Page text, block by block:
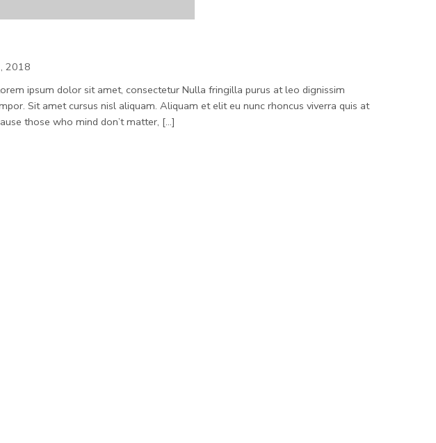
2018
ipsum dolor sit amet, consectetur Nulla fringilla purus at leo dignissim
Sit amet cursus nisl aliquam. Aliquam et elit eu nunc rhoncus viverra quis at
those who mind don’t matter, [...]